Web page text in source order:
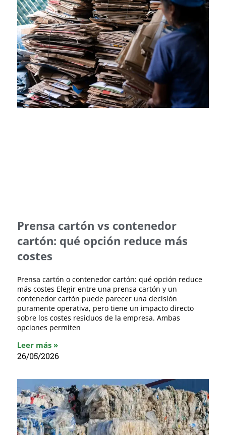
Prensa cartón vs contenedor
cartón: qué opción reduce más
costes
Prensa cartón o contenedor cartón: qué opción reduce
más costes Elegir entre una prensa cartón y un
contenedor cartón puede parecer una decisión
puramente operativa, pero tiene un impacto directo
sobre los costes residuos de la empresa. Ambas
opciones permiten
Leer más »
26/05/2026